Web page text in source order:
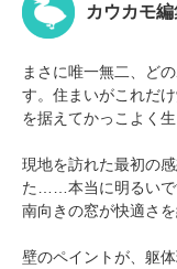
カウカモ
まさに唯一無二、ど
す。住まいがこれだ
を据えてかっこよく
現地を訪れた最初の
た……本当に明るいで
南向きの窓が快適さを
壁のペイントが、躯